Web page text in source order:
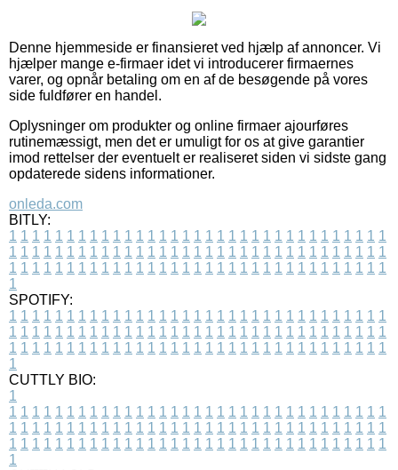
Denne hjemmeside er finansieret ved hjælp af annoncer. Vi
hjælper mange e-firmaer idet vi introducerer firmaernes
varer, og opnår betaling om en af de besøgende på vores
side fuldfører en handel.
Oplysninger om produkter og online firmaer ajourføres
rutinemæssigt, men det er umuligt for os at give garantier
imod rettelser der eventuelt er realiseret siden vi sidste gang
opdaterede sidens informationer.
onleda.com
BITLY:
1 1 1 1 1 1 1 1 1 1 1 1 1 1 1 1 1 1 1 1 1 1 1 1 1 1 1 1 1 1 1 1 1
1 1 1 1 1 1 1 1 1 1 1 1 1 1 1 1 1 1 1 1 1 1 1 1 1 1 1 1 1 1 1 1 1
1 1 1 1 1 1 1 1 1 1 1 1 1 1 1 1 1 1 1 1 1 1 1 1 1 1 1 1 1 1 1 1 1
1
SPOTIFY:
1 1 1 1 1 1 1 1 1 1 1 1 1 1 1 1 1 1 1 1 1 1 1 1 1 1 1 1 1 1 1 1 1
1 1 1 1 1 1 1 1 1 1 1 1 1 1 1 1 1 1 1 1 1 1 1 1 1 1 1 1 1 1 1 1 1
1 1 1 1 1 1 1 1 1 1 1 1 1 1 1 1 1 1 1 1 1 1 1 1 1 1 1 1 1 1 1 1 1
1
CUTTLY BIO:
1
1 1 1 1 1 1 1 1 1 1 1 1 1 1 1 1 1 1 1 1 1 1 1 1 1 1 1 1 1 1 1 1 1
1 1 1 1 1 1 1 1 1 1 1 1 1 1 1 1 1 1 1 1 1 1 1 1 1 1 1 1 1 1 1 1 1
1 1 1 1 1 1 1 1 1 1 1 1 1 1 1 1 1 1 1 1 1 1 1 1 1 1 1 1 1 1 1 1 1
1